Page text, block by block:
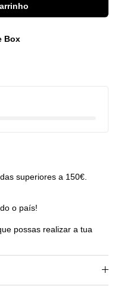
Box
superiores a 150€.
o país!
possas realizar a tua